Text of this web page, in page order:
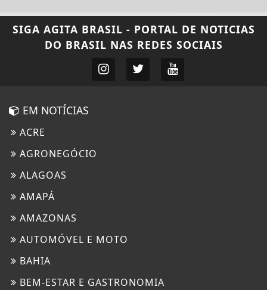
SIGA AGITA BRASIL - PORTAL DE NOTICIAS
DO BRASIL NAS REDES SOCIAIS
EM NOTÍCIAS
ACRE
AGRONEGÓCIO
ALAGOAS
AMAPÁ
AMAZONAS
AUTOMÓVEL E MOTO
BAHIA
BEM-ESTAR E GASTRONOMIA